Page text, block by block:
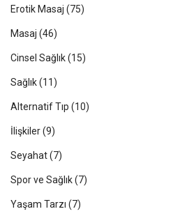
Erotik Masaj (75)
Masaj (46)
Cinsel Sağlık(15)
Sağlık(11)
Alternatif Tıp (10)
İlişkiler(9)
Seyahat(7)
Spor ve Sağlık(7)
Yaşam Tarzı (7)